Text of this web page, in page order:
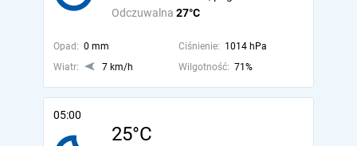
Odczuwalna 27°C
Opad: 0 mm Ciśnienie: 1014 hPa
Wiatr:
7 km/h Wilgotność: 71%
05:00
25°C